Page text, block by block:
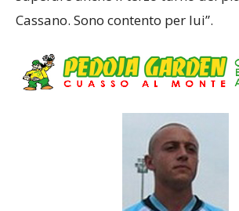
superare anche il terzo turno dei
Cassano. Sono contento per lui”.